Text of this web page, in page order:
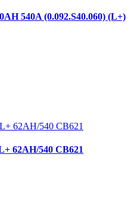
540A (0.092.S40.060) (L+)
62AH/540 CB621